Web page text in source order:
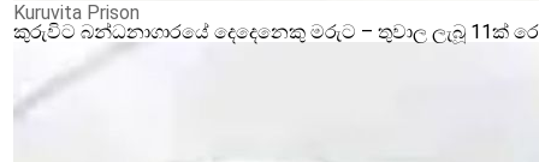
Kuruvita Prison
කුරුවිට බන්ධනාගාරයේ දෙදෙනෙකු මරුට – තුවාල ලැබූ 11ක්